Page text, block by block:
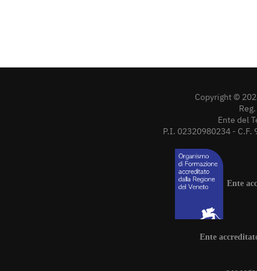
Copyright ©
Ente del
P.I. 02320980234 -
Ente
Ente